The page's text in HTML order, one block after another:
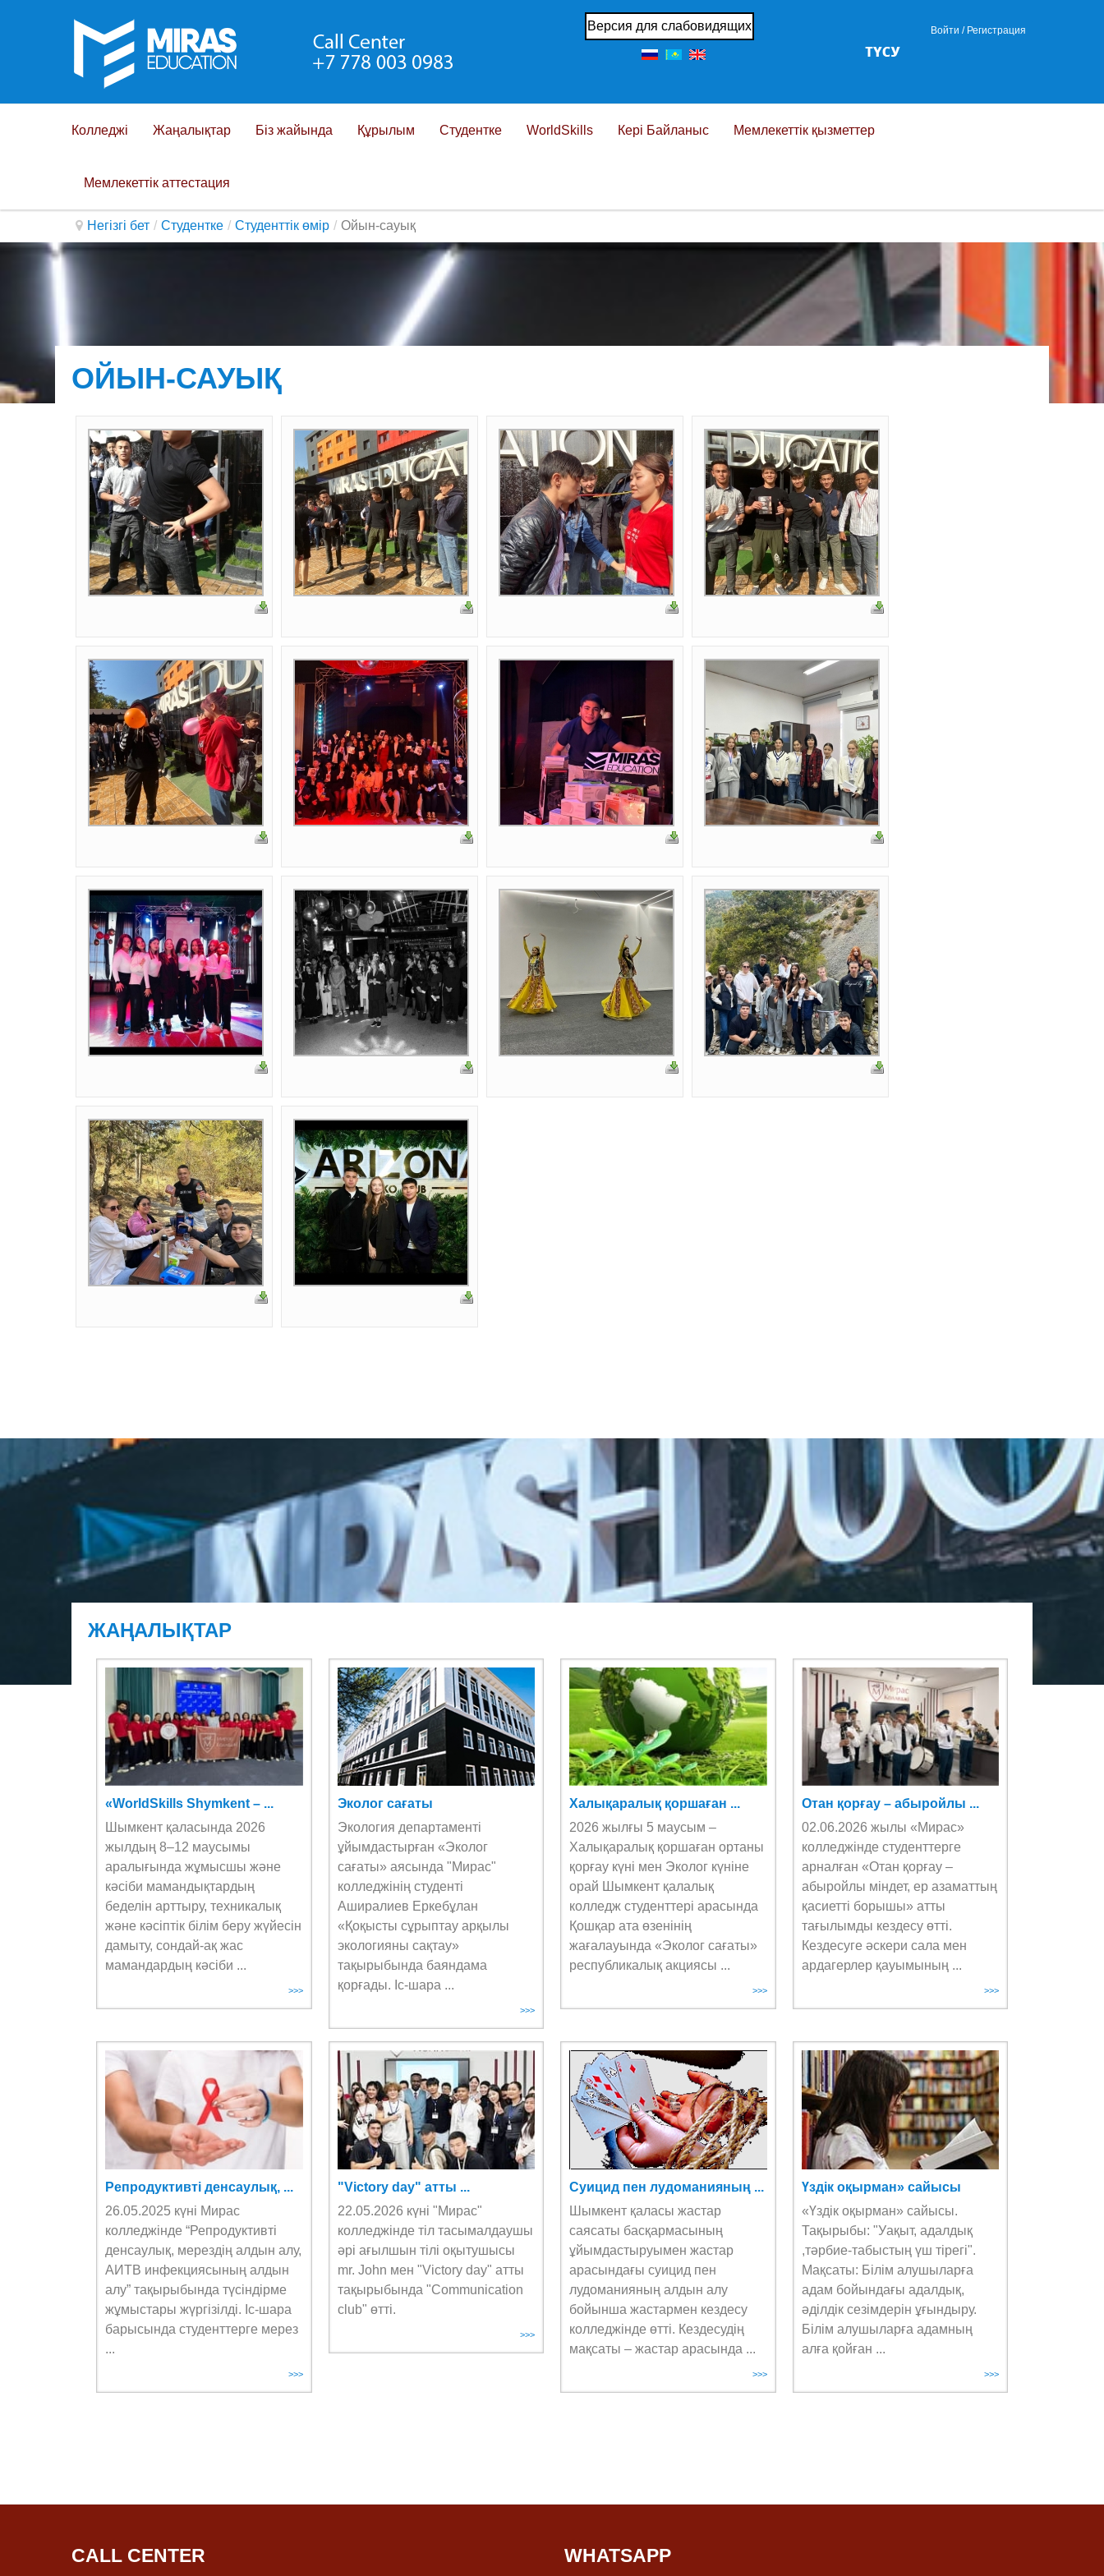
Версия для слабовидящих Войти / Регистрация
Колледжi Жаңалықтар Біз жайында Құрылым Студентке WorldSkills Кері Байланыс Мемлекеттік қызметтер
Мемлекеттік аттестация
Негізгі бет / Студентке / Студенттік өмір / Ойын-сауық
ОЙЫН-САУЫҚ
ЖАҢАЛЫҚТАР
«WorldSkills Shymkent – ...
Шымкент қаласында 2026
жылдың 8–12 маусымы
аралығында жұмысшы және
кәсіби мамандықтардың
беделін арттыру, техникалық
және кәсіптік білім беру жүйесін
дамыту, сондай-ақ жас
мамандардың кәсіби ...
>>>
Эколог сағаты
Экология департаменті
ұйымдастырған «Эколог
сағаты» аясында "Мирас"
колледжінің студенті
Аширалиев Еркебұлан
«Қоқысты сұрыптау арқылы
экологияны сақтау»
тақырыбында баяндама
қорғады. Іс-шара ...
>>>
Халықаралық қоршаған ...
2026 жылғы 5 маусым –
Халықаралық қоршаған ортаны
қорғау күні мен Эколог күніне
орай Шымкент қалалық
колледж студенттері арасында
Қошқар ата өзенінің
жағалауында «Эколог сағаты»
республикалық акциясы ...
>>>
Отан қорғау – абыройлы ...
02.06.2026 жылы «Мирас»
колледжінде студенттерге
арналған «Отан қорғау –
абыройлы міндет, ер азаматтың
қасиетті борышы» атты
тағылымды кездесу өтті.
Кездесуге әскери сала мен
ардагерлер қауымының ...
>>>
Репродуктивті денсаулық, ...
26.05.2025 күні Мирас
колледжінде “Репродуктивті
денсаулық, мерездің алдын алу,
АИТВ инфекциясының алдын
алу” тақырыбында түсіндірме
жұмыстары жүргізілді. Іс-шара
барысында студенттерге мерез
...
>>>
"Victory day" атты ...
22.05.2026 күні "Мирас"
колледжінде тіл тасымалдаушы
әрі ағылшын тілі оқытушысы
mr. John мен "Victory day" атты
тақырыбында "Сommunication
club" өтті.
>>>
Суицид пен лудоманияның ...
Шымкент қаласы жастар
саясаты басқармасының
ұйымдастыруымен жастар
арасындағы суицид пен
лудоманияның алдын алу
бойынша жастармен кездесу
колледжінде өтті. Кездесудің
мақсаты – жастар арасында ...
>>>
Үздік оқырман» сайысы
«Үздік оқырман» сайысы.
Тақырыбы: "Уақыт, адалдық
,тәрбие-табыстың үш тірегі".
Мақсаты: Білім алушыларға
адам бойындағы адалдық,
әділдік сезімдерін ұғындыру.
Білім алушыларға адамның
алға қойған ...
>>>
CALL CENTER WHATSAPP